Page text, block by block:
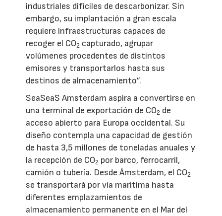
industriales difíciles de descarbonizar. Sin
embargo, su implantación a gran escala
requiere infraestructuras capaces de
recoger el CO2 capturado, agrupar
volúmenes procedentes de distintos
emisores y transportarlos hasta sus
destinos de almacenamiento”.
SeaSeaS Amsterdam aspira a convertirse en
una terminal de exportación de CO2 de
acceso abierto para Europa occidental. Su
diseño contempla una capacidad de gestión
de hasta 3,5 millones de toneladas anuales y
la recepción de CO2 por barco, ferrocarril,
camión o tubería. Desde Ámsterdam, el CO2
se transportará por vía marítima hasta
diferentes emplazamientos de
almacenamiento permanente en el Mar del